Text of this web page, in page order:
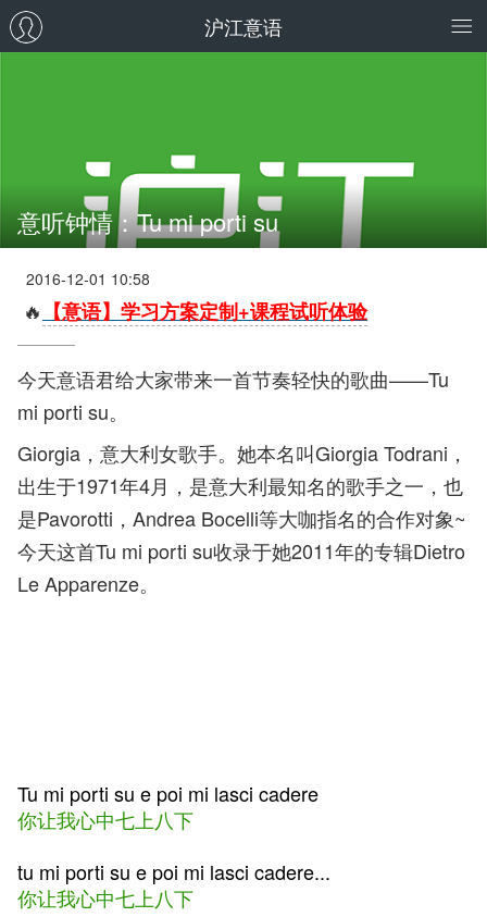
沪江意语
意听钟情：Tu mi porti su
2016-12-01 10:58
🔥 【意语】学习方案定制+课程试听体验
今天意语君给大家带来一首节奏轻快的歌曲——Tu
mi porti su。
Giorgia，意大利女歌手。她本名叫Giorgia Todrani，
出生于1971年4月，是意大利最知名的歌手之一，也
是Pavorotti，Andrea Bocelli等大咖指名的合作对象~
今天这首Tu mi porti su收录于她2011年的专辑Dietro
Le Apparenze。
Tu mi porti su e poi mi lasci cadere
你让我心中七上八下
tu mi porti su e poi mi lasci cadere...
你让我心中七上八下